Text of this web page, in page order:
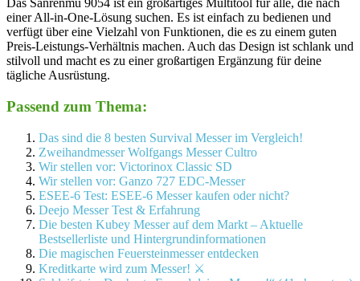
Das Sanrenmu 9054 ist ein großartiges Multitool für alle, die nach
einer All-in-One-Lösung suchen. Es ist einfach zu bedienen und
verfügt über eine Vielzahl von Funktionen, die es zu einem guten
Preis-Leistungs-Verhältnis machen. Auch das Design ist schlank und
stilvoll und macht es zu einer großartigen Ergänzung für deine
tägliche Ausrüstung.
Passend zum Thema:
Das sind die 8 besten Survival Messer im Vergleich!
Zweihandmesser Wolfgangs Messer Cultro
Wir stellen vor: Victorinox Classic SD
Wir stellen vor: Ganzo 727 EDC-Messer
ESEE-6 Test: ESEE-6 Messer kaufen oder nicht?
Deejo Messer Test & Erfahrung
Die besten Kubey Messer auf dem Markt – Aktuelle
Bestsellerliste und Hintergrundinformationen
Die magischen Feuersteinmesser entdecken
Kreditkarte wird zum Messer! ⚔️